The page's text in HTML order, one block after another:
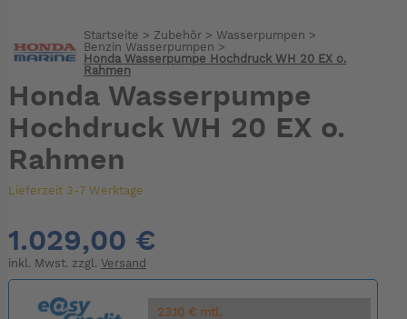
Startseite > Zubehör > Wasserpumpen >
Benzin Wasserpumpen >
Honda Wasserpumpe Hochdruck WH 20 EX o.
Rahmen
Honda Wasserpumpe
Hochdruck WH 20 EX o.
Rahmen
Lieferzeit 3-7 Werktage
1.029,00 €
inkl. Mwst. zzgl. Versand
23.10 € mtl.